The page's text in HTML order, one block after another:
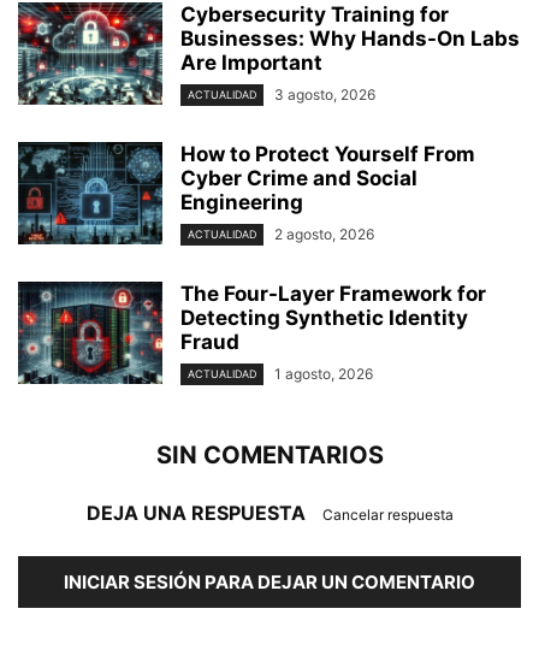
Cybersecurity Training for
Businesses: Why Hands-On Labs
Are Important
ACTUALIDAD 3 agosto, 2026
How to Protect Yourself From
Cyber Crime and Social
Engineering
ACTUALIDAD 2 agosto, 2026
The Four-Layer Framework for
Detecting Synthetic Identity
Fraud
ACTUALIDAD 1 agosto, 2026
SIN COMENTARIOS
DEJA UNA RESPUESTA Cancelar respuesta
INICIAR SESIÓN PARA DEJAR UN COMENTARIO